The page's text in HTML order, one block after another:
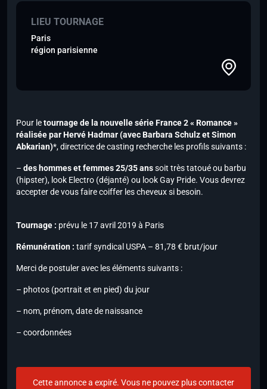
LIEU TOURNAGE
Paris
région parisienne
Pour letournage de la nouvelle série France 2 « Romance »
réalisée par Hervé Hadmar(avec Barbara Schulz et Simon
Abkarian)*, directrice de casting recherche les profils suivants :
– des hommes et femmes 25/35 anssoit très tatoué ou barbu
(hipster), look Electro (déjanté) ou look Gay Pride. Vous devrez
accepter de vous faire coiffer les cheveux si besoin.
Tournage : prévu le 17 avril 2019 à Paris
Rémunération : tarif syndical USPA – 81,78 € brut/jour
Merci de postuler avec les éléments suivants :
– photos (portrait et en pied) du jour
– nom, prénom, date de naissance
– coordonnées
Cette annonce a expiré. Vous ne pouvez plus contacter